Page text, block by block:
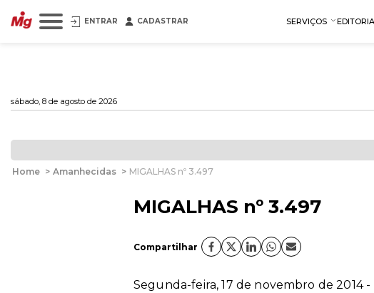
ENTRAR CADASTRAR SERVIÇOS
sábado, 8 de agosto de 2026
Home > Amanhecidas > MIGALHAS nº 3.497
MIGALHAS nº 3.497
Compartilhar
Segunda-feira, 17 de novembro de 2014 -